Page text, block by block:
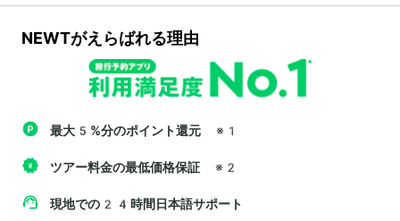
NEWTがえらばれる理由
最大5%分のポイント還元 ※1
ツアー料金の最低価格保証 ※2
現地での24時間日本語サポート